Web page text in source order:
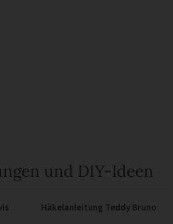
und DIY-Ideen
Häkelanleitung Teddy Bruno